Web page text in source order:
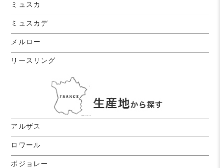
ミュスカ
ミュスカデ
メルロー
リースリング
アルザス
ロワール
ボジョレー